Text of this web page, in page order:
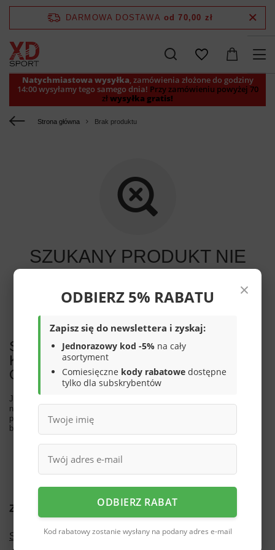
Natychmiastowa wysyłka, zamówienia złożone do godziny
14:00 wysyłamy tego samego dnia! Przy zamówieniu powyżej 70
złwysyłka gratis!
DARMOWA DOSTAWA od 70,00 zł
Strona główna Brak produktu
SZUKANY PRODUKT NIE
Spróbuj sprecyzować dokładniejsze parametry. Skorzystaj z
SZUKASZ PRODUKTU,
KTÓREGO NIE MAMY W
OFERCIE?
Jeśli nie znalazłeś w naszej ofercie produktu, a chciałbyś kupić go w
naszym sklepie, możesz skorzystać ze specjalnego formularza i
przesłać nam opis szukanego przedmiotu. Aby móc to zrobić musisz
być
zalogowany.
Zamówienia
Status zamówienia
×
ODBIERZ 5% RABATU
Zapisz się do newslettera i zyskaj:
Jednorazowy kod -5% na cały
asortyment
Comiesięczne kody rabatowe dostępne
tylko dla subskrybentów
ODBIERZ RABAT
Kod rabatowy zostanie wysłany na podany adres e-mail